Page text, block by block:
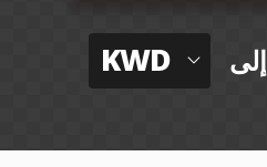
KWD إلى